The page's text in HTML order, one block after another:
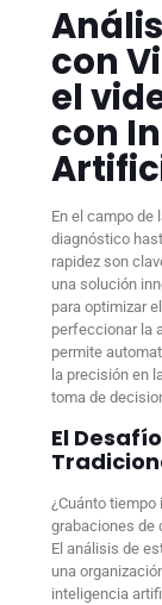
con
el
con
En el campo de
diagnóstico
rapidez son
una solución
para optimizar
perfeccionar la
permite
la precisión en
toma de
El
¿Cuánto
grabaciones de
El análisis de
una
inteligencia